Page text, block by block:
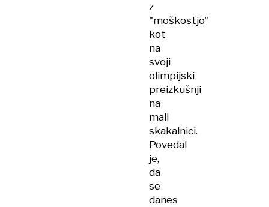
z
"moškostjo"
kot
na
svoji
olimpijski
preizkušnji
na
mali
skakalnici.
Povedal
je,
da
se
danes